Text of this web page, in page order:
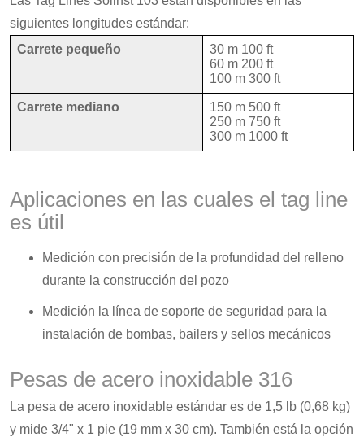
siguientes longitudes estándar:
Carrete pequeño
30 m 100 ft
60 m 200 ft
100 m 300 ft
Carrete mediano
150 m 500 ft
250 m 750 ft
300 m 1000 ft
Aplicaciones en las cuales el tag line
es útil
Medición con precisión de la profundidad del relleno
durante la construcción del pozo
Medición la línea de soporte de seguridad para la
instalación de bombas, bailers y sellos mecánicos
Pesas de acero inoxidable 316
La pesa de acero inoxidable estándar es de 1,5 lb (0,68 kg)
y mide 3/4" x 1 pie (19 mm x 30 cm). También está la opción